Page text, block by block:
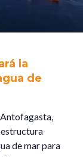
la
de
Antofagasta,
de mar para